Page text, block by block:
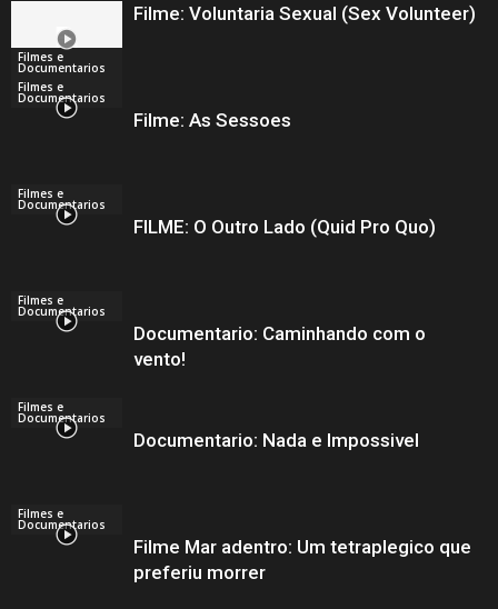
Filmes e
Documentarios
Filme: Voluntaria Sexual (Sex Volunteer)
Filmes e
Documentarios
Filme: As Sessoes
Filmes e
Documentarios
FILME: O Outro Lado (Quid Pro Quo)
Filmes e
Documentarios
Documentario: Caminhando com o
vento!
Filmes e
Documentarios
Documentario: Nada e Impossivel
Filmes e
Documentarios
Filme Mar adentro: Um tetraplegico que
preferiu morrer